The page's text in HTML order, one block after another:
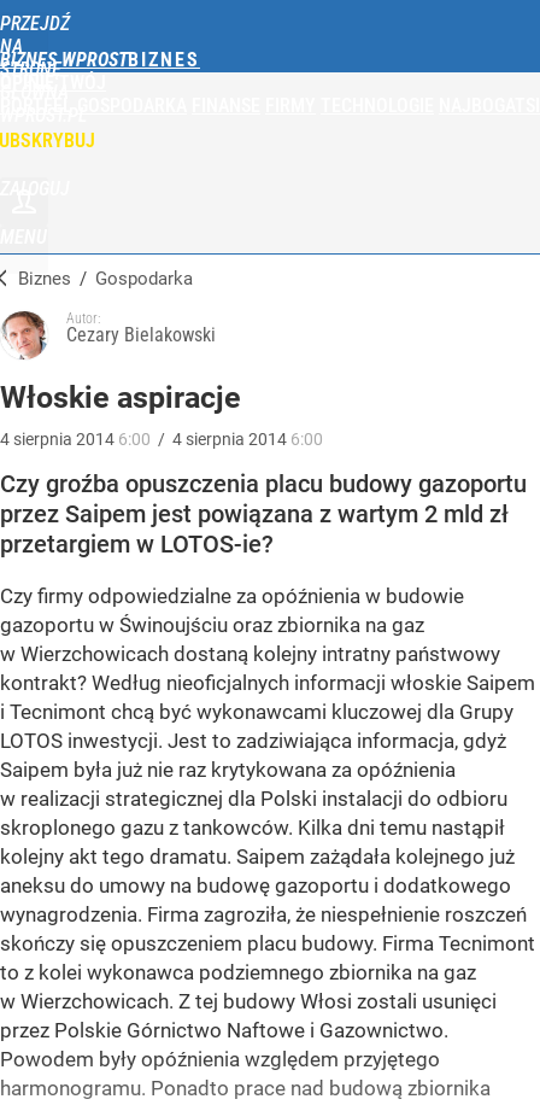
PRZEJDŹ
NA
STRONĘ
BIZNES WPROST
Biznes / Gospodarka
Autor:
Cezary Bielakowski
Włoskie aspiracje
4 sierpnia 2014 6:00 / 4 sierpnia 2014 6:00
Czy groźba opuszczenia placu budowy gazoportu
przez Saipem jest powiązana z wartym 2 mld zł
przetargiem w LOTOS-ie?
Czy firmy odpowiedzialne za opóźnienia w budowie
gazoportu w Świnoujściu oraz zbiornika na gaz
w Wierzchowicach dostaną kolejny intratny państwowy
kontrakt? Według nieoficjalnych informacji włoskie Saipem
i Tecnimont chcą być wykonawcami kluczowej dla Grupy
LOTOS inwestycji. Jest to zadziwiająca informacja, gdyż
Saipem była już nie raz krytykowana za opóźnienia
w realizacji strategicznej dla Polski instalacji do odbioru
skroplonego gazu z tankowców. Kilka dni temu nastąpił
kolejny akt tego dramatu. Saipem zażądała kolejnego już
aneksu do umowy na budowę gazoportu i dodatkowego
wynagrodzenia. Firma zagroziła, że niespełnienie roszczeń
skończy się opuszczeniem placu budowy. Firma Tecnimont
to z kolei wykonawca podziemnego zbiornika na gaz
w Wierzchowicach. Z tej budowy Włosi zostali usunięci
przez Polskie Górnictwo Naftowe i Gazownictwo.
Powodem były opóźnienia względem przyjętego
harmonogramu. Ponadto prace nad budową zbiornika